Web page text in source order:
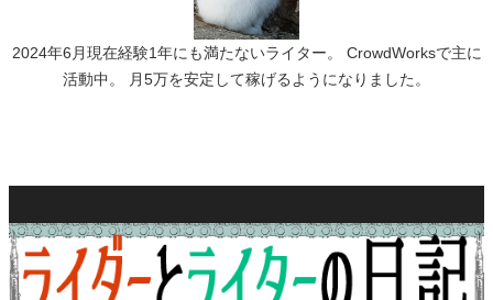
2024年6月現在経験1年にも満たないライター。 CrowdWorksで主に
活動中。 月5万を安定して稼げるようになりました。